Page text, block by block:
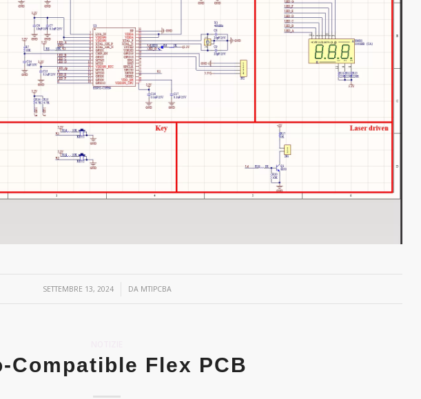
SETTEMBRE 13, 2024
/ DA MTIPCBA
Compatible Flex PCB